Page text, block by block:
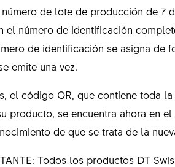
de lote de producción de 7
el número de identificación
de identificación se asigna de
emite una vez.
el código QR, que contiene toda
producto, se encuentra ahora en
de que se trata de la
Todos los productos DT